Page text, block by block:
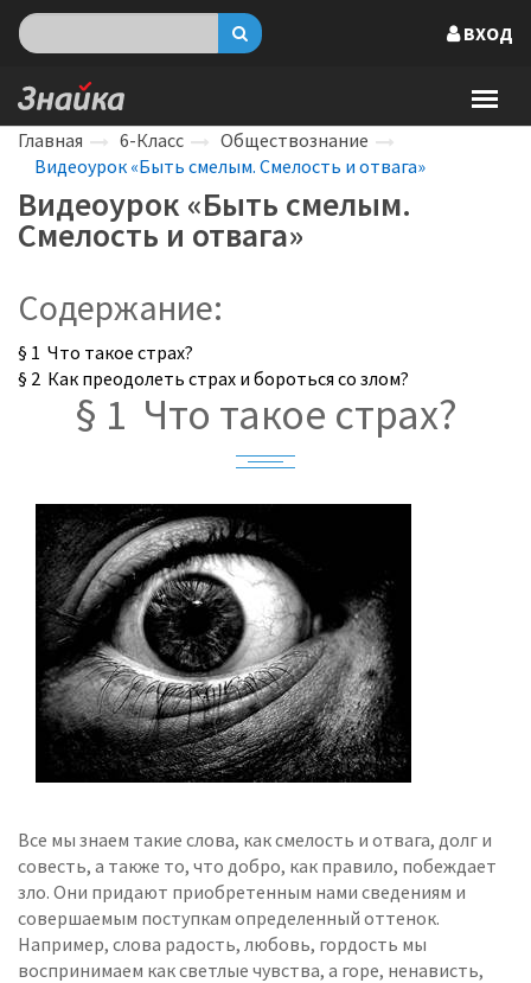
ВХОД
Главная 6-Класс
Обществознание
Видеоурок «Быть смелым. Смелость и отвага»
Видеоурок «Быть смелым.
Смелость и отвага»
Содержание:
§ 1 Что такое страх?
§ 2 Как преодолеть страх и бороться со злом?
§ 1 Что такое страх?
Все мы знаем такие слова, как смелость и отвага, долг и
совесть, а также то, что добро, как правило, побеждает
зло. Они придают приобретенным нами сведениям и
совершаемым поступкам определенный оттенок.
Например, слова радость, любовь, гордость мы
воспринимаем как светлые чувства, а горе, ненависть,